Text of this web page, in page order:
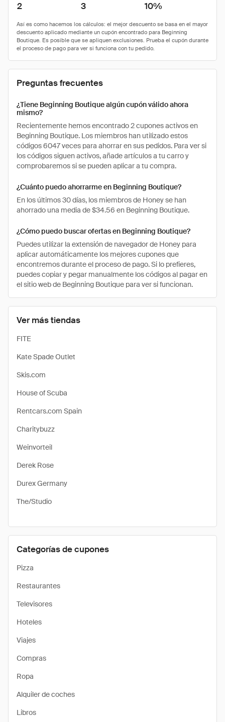
Ver más tiendas
FITE
Kate Spade Outlet
Skis.com
House of Scuba
Rentcars.com Spain
Charitybuzz
Weinvorteil
Derek Rose
Durex Germany
The/Studio
Categorías de cupones
Pizza
Restaurantes
Televisores
Hoteles
Viajes
Compras
Ropa
Alquiler de coches
Libros
2 3 10%
Preguntas frecuentes
¿Tiene Beginning Boutique algún cupón válido ahora
mismo?
Recientemente hemos encontrado 2 cupones activos en
Beginning Boutique. Los miembros han utilizado estos
códigos 6047 veces para ahorrar en sus pedidos. Para ver si
los códigos siguen activos, añade artículos a tu carro y
comprobaremos si se pueden aplicar a tu compra.
¿Cuánto puedo ahorrarme en Beginning Boutique?
En los últimos 30 días, los miembros de Honey se han
ahorrado una media de $34.56 en Beginning Boutique.
¿Cómo puedo buscar ofertas en Beginning Boutique?
Puedes utilizar la extensión de navegador de Honey para
aplicar automáticamente los mejores cupones que
encontremos durante el proceso de pago. Si lo prefieres,
puedes copiar y pegar manualmente los códigos al pagar en
el sitio web de Beginning Boutique para ver si funcionan.